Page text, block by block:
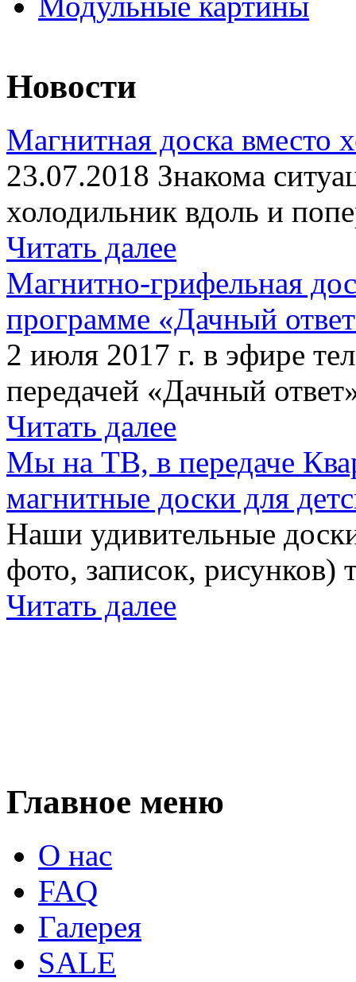
Новости
Магнитная доска вместо
23.07.2018 Знакома
холодильник вдоль и
Читать далее
Магнитно-грифельная
программе «Дачный
2 июля 2017 г. в эфире
передачей «Дачный
Читать далее
Мы на ТВ, в передаче
магнитные доски для
Наши удивительные
фото, записок,
Читать далее
Главное меню
О нас
FAQ
Галерея
SALE